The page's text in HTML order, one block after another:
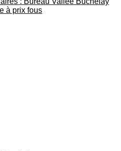
à prix fous